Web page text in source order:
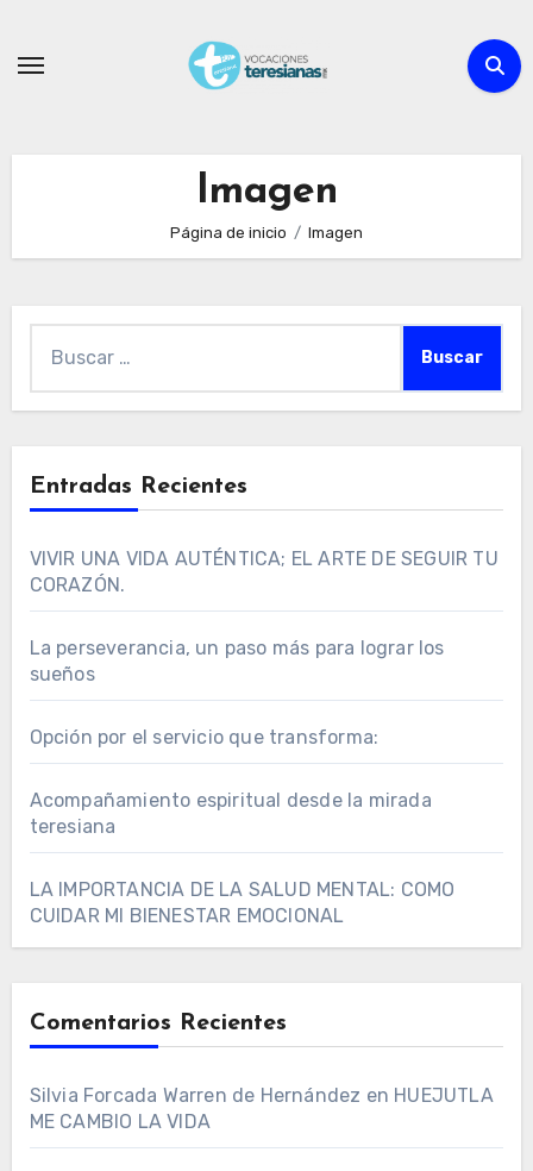
contenido
Imagen
Página de inicio Imagen
Entradas Recientes
VIVIR UNA VIDA AUTÉNTICA; EL ARTE DE SEGUIR TU
CORAZÓN.
La perseverancia, un paso más para lograr los
sueños
Opción por el servicio que transforma:
Acompañamiento espiritual desde la mirada
teresiana
LA IMPORTANCIA DE LA SALUD MENTAL: COMO
CUIDAR MI BIENESTAR EMOCIONAL
Comentarios Recientes
Silvia Forcada Warren de Hernández en HUEJUTLA
ME CAMBIO LA VIDA